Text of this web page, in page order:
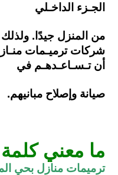
الجـزء الداخـلي
من المنزل جيدًا.
شركات ترميـمات
أنتـسـاعـدهـم في
صيانة وإصلاح مبانيهم.
ما معني
ترميمات منازل بحي